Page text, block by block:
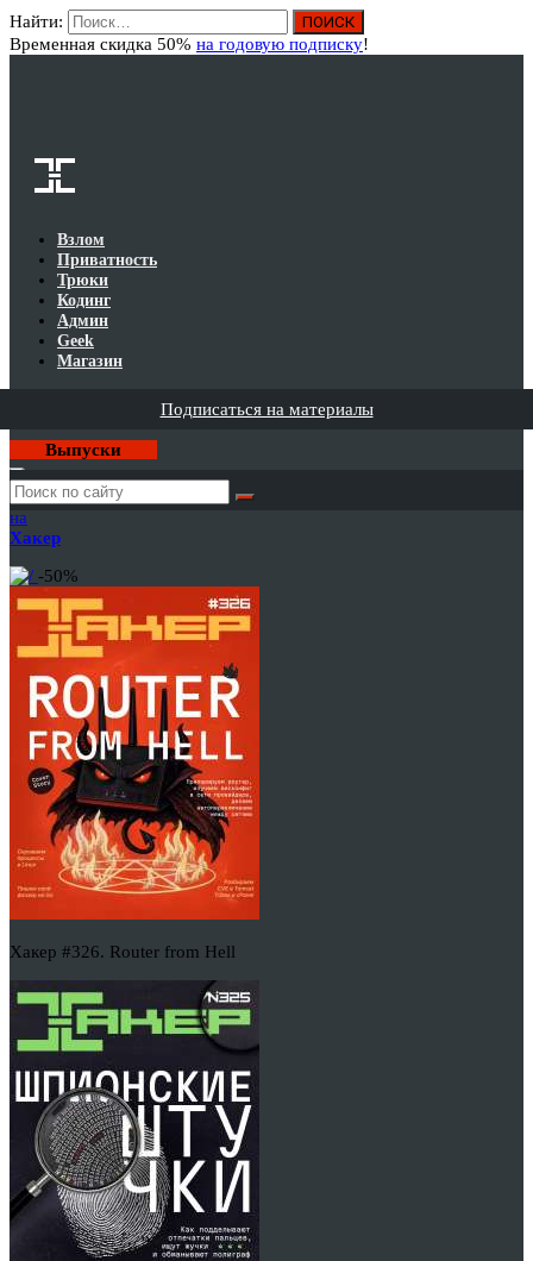
Найти:
Временная скидка 50% на годовую подписку!
Взлом
Приватность
Трюки
Кодинг
Админ
Geek
Магазин
Подписаться на материалы
Выпуски
Годовая
подписка
на
Хакер
-50%
Хакер #326. Router from Hell